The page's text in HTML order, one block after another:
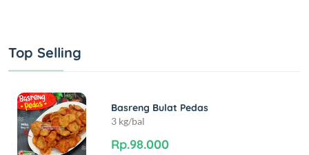
Top Selling
Basreng Bulat Pedas
3 kg/bal
Rp.98.000